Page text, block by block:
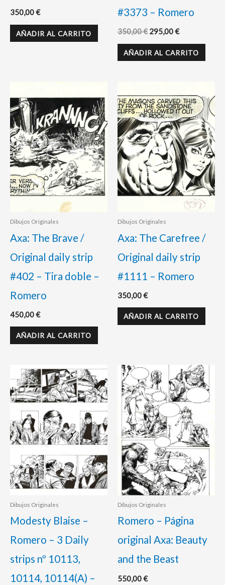
350,00€
AÑADIR AL CARRITO
#3373 – Romero
350,00€ 295,00€
AÑADIR AL CARRITO
Dibujos Originales
Axa: The Brave /
Original daily strip
#402 – Tira doble –
Romero
450,00€
AÑADIR AL CARRITO
Dibujos Originales
Axa: The Carefree /
Original daily strip
#1111 – Romero
350,00€
AÑADIR AL CARRITO
Dibujos Originales
Modesty Blaise –
Romero – 3 Daily
strips nº 10113,
10114, 10114(A) –
Dibujos Originales
Romero – Página
original Axa: Beauty
and the Beast
550,00€